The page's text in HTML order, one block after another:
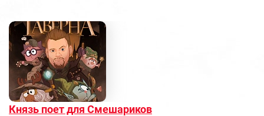
Князь поет для Смешариков